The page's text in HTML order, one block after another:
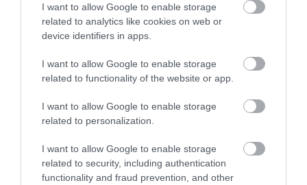
I want to allow Google to enable storage
related to analytics like cookies on web or
device identifiers in apps.
I want to allow Google to enable storage
related to functionality of the website or app.
I want to allow Google to enable storage
related to personalization.
I want to allow Google to enable storage
related to security, including authentication
functionality and fraud prevention, and other
σε Ν.Δένδια για τη συμβολή των
ελληνικών Patriot στην άμυνα της χώρας
25.07.2026 | 19:45
ΔΙΑΔΩΣΤΕ ΤΟ ΑΡΘΡΟ